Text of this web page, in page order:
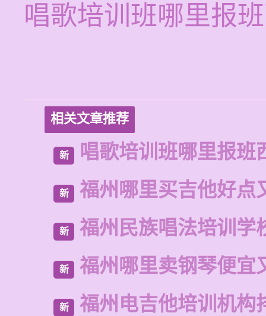
唱歌培训班哪里报
相关文章推荐
新 唱歌培训班哪里报班
新 福州哪里买吉他好点
新 福州民族唱法培训学
新 福州哪里卖钢琴便宜
新 福州电吉他培训机构